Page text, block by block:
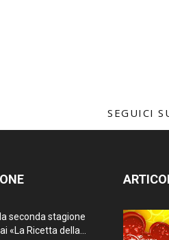
SEGUICI
seconda stagione
«La Ricetta della...